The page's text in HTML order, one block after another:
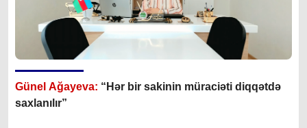
Günel Ağayeva: “Hər bir sakinin müraciəti diqqətdə
saxlanılır”